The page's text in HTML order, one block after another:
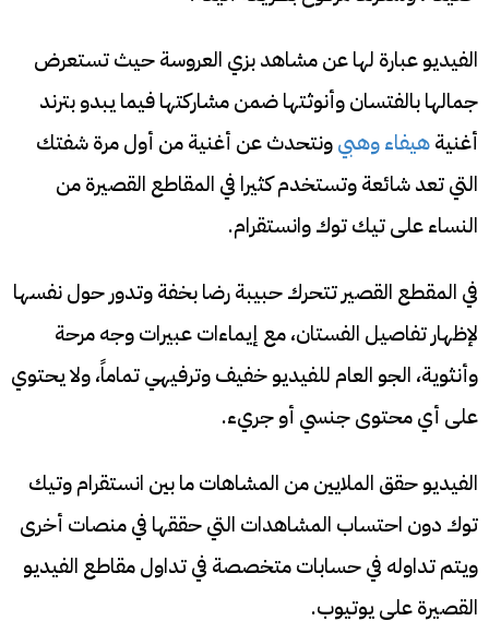
الفيديو عبارة لها عن مشاهد بزي العروسة حيث تستعرض
جمالها بالفتسان وأنوثتها ضمن مشاركتها فيما يبدو بترند
أغنيةهيفاء وهبيونتحدث عن أغنية من أول مرة شفتك
التي تعد شائعة وتستخدم كثيرا في المقاطع القصيرة من
النساء على تيك توك وانستقرام.
في المقطع القصير تتحرك حبيبة رضا بخفة وتدور حول نفسها
لإظهار تفاصيل الفستان، مع إيماءات عبيرات وجه مرحة
وأنثوية، الجو العام للفيديو خفيف وترفيهي تماماً، ولا يحتوي
على أي محتوى جنسي أو جريء.
الفيديو حقق الملايين من المشاهات ما بين انستقرام وتيك
توك دون احتساب المشاهدات التي حققها في منصات أخرى
ويتم تداوله في حسابات متخصصة في تداول مقاطع الفيديو
القصيرة على يوتيوب.